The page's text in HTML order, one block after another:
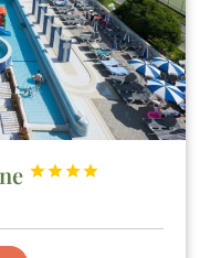



